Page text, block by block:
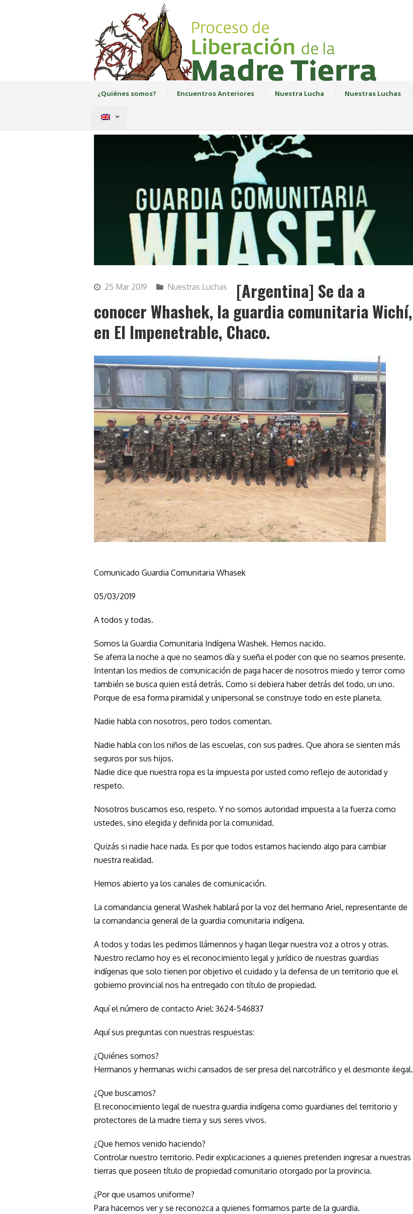
¿Quiénes somos? Encuentros Anteriores Nuestra Lucha Nuestras Luchas
25 Mar 2019 Nuestras Luchas
[Argentina] Se da a
conocer Whashek, la guardia comunitaria Wichí,
en El Impenetrable, Chaco.
Comunicado Guardia Comunitaria Whasek
05/03/2019
A todos y todas.
Somos la Guardia Comunitaria Indígena Washek. Hemos nacido.
Se aferra la noche a que no seamos día y sueña el poder con que no seamos presente.
Intentan los medios de comunicación de paga hacer de nosotros miedo y terror como
también se busca quien está detrás. Como si debiera haber detrás del todo, un uno.
Porque de esa forma piramidal y unipersonal se construye todo en este planeta.
Nadie habla con nosotros, pero todos comentan.
Nadie habla con los niños de las escuelas, con sus padres. Que ahora se sienten más
seguros por sus hijos.
Nadie dice que nuestra ropa es la impuesta por usted como reflejo de autoridad y
respeto.
Nosotros buscamos eso, respeto. Y no somos autoridad impuesta a la fuerza como
ustedes, sino elegida y definida por la comunidad.
Quizás si nadie hace nada. Es por que todos estamos haciendo algo para cambiar
nuestra realidad.
Hemos abierto ya los canales de comunicación.
La comandancia general Washek hablará por la voz del hermano Ariel, representante de
la comandancia general de la guardia comunitaria indígena.
A todos y todas les pedimos llámennos y hagan llegar nuestra voz a otros y otras.
Nuestro reclamo hoy es el reconocimiento legal y jurídico de nuestras guardias
indígenas que solo tienen por objetivo el cuidado y la defensa de un territorio que el
gobierno provincial nos ha entregado con título de propiedad.
Aquí el número de contacto Ariel: 3624-546837
Aquí sus preguntas con nuestras respuestas:
¿Quiénes somos?
Hermanos y hermanas wichi cansados de ser presa del narcotráfico y el desmonte ilegal.
¿Que buscamos?
El reconocimiento legal de nuestra guardia indígena como guardianes del territorio y
protectores de la madre tierra y sus seres vivos.
¿Que hemos venido haciendo?
Controlar nuestro territorio. Pedir explicaciones a quienes pretenden ingresar a nuestras
tierras que poseen título de propiedad comunitario otorgado por la provincia.
¿Por que usamos uniforme?
Para hacernos ver y se reconozca a quienes formamos parte de la guardia.